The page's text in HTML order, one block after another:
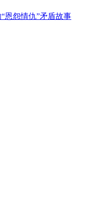
恩怨情仇”矛盾故事